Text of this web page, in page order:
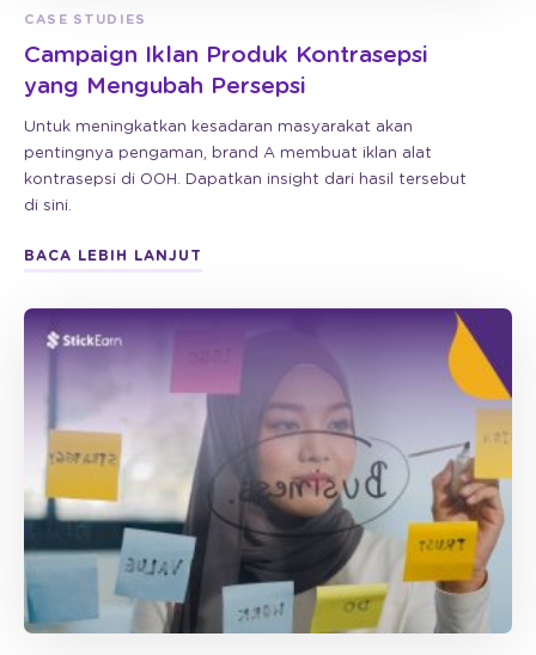
CASE STUDIES
Campaign Iklan Produk Kontrasepsi
yang Mengubah Persepsi
Untuk meningkatkan kesadaran masyarakat akan
pentingnya pengaman, brand A membuat iklan alat
kontrasepsi di OOH. Dapatkan insight dari hasil tersebut
di sini.
BACA LEBIH LANJUT